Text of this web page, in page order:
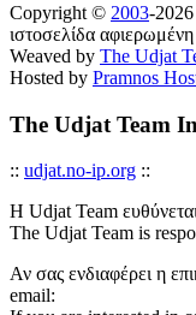
Copyright © 2003-
ιστοσελίδα
Weaved by The Udjat
Hosted by Pramnos
The Udjat Team
:: udjat.no-ip.org ::
Η Udjat Team ευθύνεται
The Udjat Team is
Αν σας ενδιαφέρει η
email: